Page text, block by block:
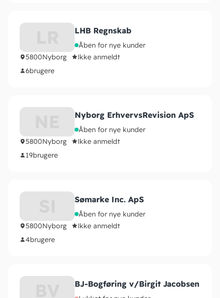
LHB Regnskab
Åben for nye kunder
5800Nyborg
Ikke anmeldt
6brugere
Nyborg ErhvervsRevision ApS
Åben for nye kunder
5800Nyborg
Ikke anmeldt
19brugere
Sømarke Inc. ApS
Åben for nye kunder
5800Nyborg
Ikke anmeldt
4brugere
BJ-Bogføring v/Birgit Jacobsen